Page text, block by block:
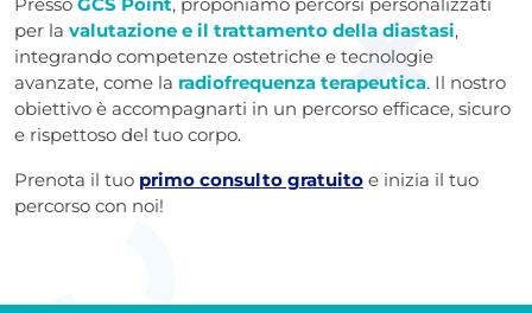
Presso GCS Point, proponiamo percorsi personalizzati
per la valutazione e il trattamento della diastasi,
integrando competenze ostetriche e tecnologie
avanzate, come la radiofrequenza terapeutica. Il nostro
obiettivo è accompagnarti in un percorso efficace, sicuro
e rispettoso del tuo corpo.
Prenota il tuo primo consulto gratuito e inizia il tuo
percorso con noi!